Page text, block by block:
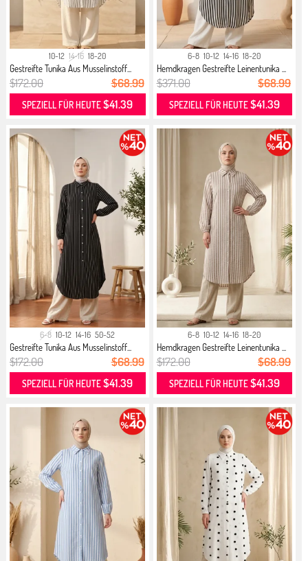
10-12 14-16 18-20
Gestreifte Tunika Aus Musselinstoff...
$172.00 $68.99
SPEZIELL FÜR HEUTE$41.39
6-8 10-12 14-16 18-20
Hemdkragen Gestreifte Leinentunika ...
$371.00 $68.99
SPEZIELL FÜR HEUTE$41.39
6-8 10-12 14-16 50-52
Gestreifte Tunika Aus Musselinstoff...
$172.00 $68.99
SPEZIELL FÜR HEUTE$41.39
6-8 10-12 14-16 18-20
Hemdkragen Gestreifte Leinentunika ...
$172.00 $68.99
SPEZIELL FÜR HEUTE$41.39